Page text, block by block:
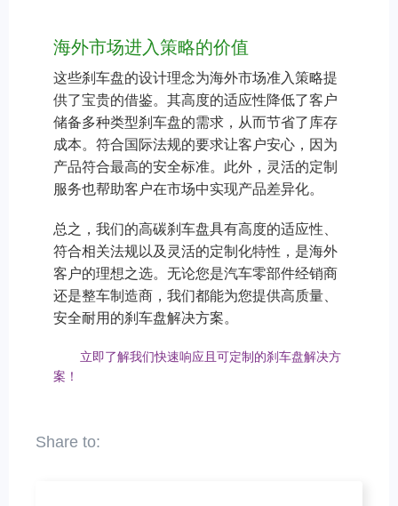
海外市场进入策略的价值
这些刹车盘的设计理念为海外市场准入策略提
供了宝贵的借鉴。其高度的适应性降低了客户
储备多种类型刹车盘的需求，从而节省了库存
成本。符合国际法规的要求让客户安心，因为
产品符合最高的安全标准。此外，灵活的定制
服务也帮助客户在市场中实现产品差异化。
总之，我们的高碳刹车盘具有高度的适应性、
符合相关法规以及灵活的定制化特性，是海外
客户的理想之选。无论您是汽车零部件经销商
还是整车制造商，我们都能为您提供高质量、
安全耐用的刹车盘解决方案。
立即了解我们快速响应且可定制的刹车盘解决方
案！